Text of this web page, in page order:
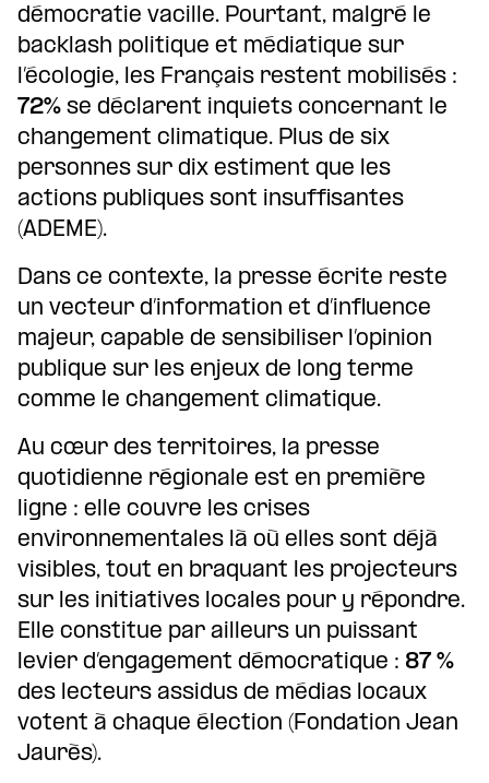
démocratie vacille. Pourtant, malgré le
backlash politique et médiatique sur
l’écologie, les Français restent mobilisés :
72% se déclarent inquiets concernant le
changement climatique. Plus de six
personnes sur dix estiment que les
actions publiques sont insuffisantes
(ADEME).
Dans ce contexte, la presse écrite reste
un vecteur d’information et d’influence
majeur, capable de sensibiliser l’opinion
publique sur les enjeux de long terme
comme le changement climatique.
Au cœur des territoires, la presse
quotidienne régionale est en première
ligne : elle couvre les crises
environnementales là où elles sont déjà
visibles, tout en braquant les projecteurs
sur les initiatives locales pour y répondre.
Elle constitue par ailleurs un puissant
levier d’engagement démocratique : 87 %
des lecteurs assidus de médias locaux
votent à chaque élection (Fondation Jean
Jaurès).